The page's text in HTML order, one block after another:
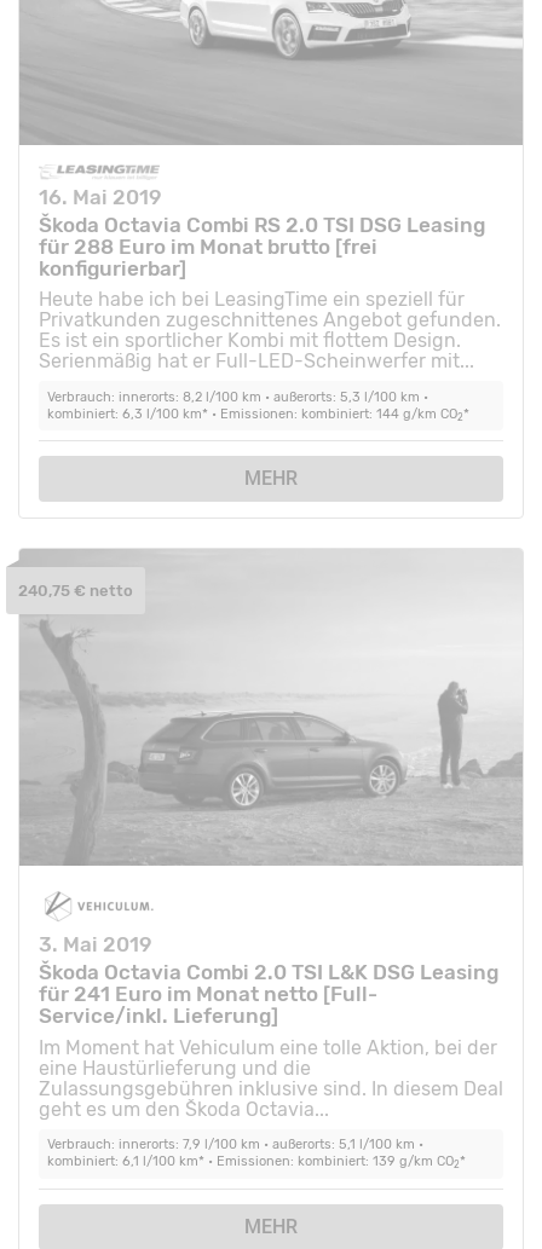
16. Mai 2019
Škoda Octavia Combi RS 2.0 TSI DSG Leasing
für 288 Euro im Monat brutto [frei
konfigurierbar]
Heute habe ich bei LeasingTime ein speziell für
Privatkunden zugeschnittenes Angebot gefunden.
Es ist ein sportlicher Kombi mit flottem Design.
Serienmäßig hat er Full-LED-Scheinwerfer mit...
Verbrauch: innerorts: 8,2 l/100 km • außerorts: 5,3 l/100 km •
kombiniert: 6,3 l/100 km* • Emissionen: kombiniert: 144 g/km CO2*
MEHR
3. Mai 2019
Škoda Octavia Combi 2.0 TSI L&K DSG Leasing
für 241 Euro im Monat netto [Full-
Service/inkl. Lieferung]
Im Moment hat Vehiculum eine tolle Aktion, bei der
eine Haustürlieferung und die
Zulassungsgebühren inklusive sind. In diesem Deal
geht es um den Škoda Octavia...
Verbrauch: innerorts: 7,9 l/100 km • außerorts: 5,1 l/100 km •
kombiniert: 6,1 l/100 km* • Emissionen: kombiniert: 139 g/km CO2*
MEHR
240,75 € netto